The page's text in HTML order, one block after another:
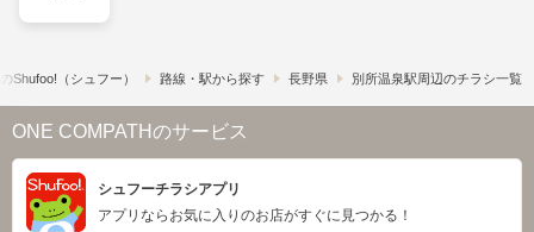
​Shufoo!​（シュフー） 路線・駅から探す 長野県 別所温泉駅周辺のチラシ一覧
ONE COMPATHのサービス
シュフーチラシアプリ
アプリならお気に入りのお店がすぐに見つかる！